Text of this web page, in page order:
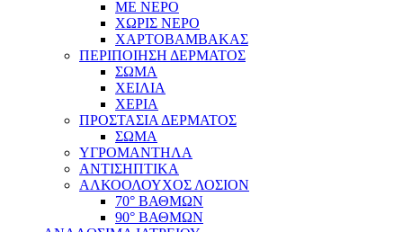
ΜΕ ΝΕΡΟ
ΧΩΡΙΣ ΝΕΡΟ
ΧΑΡΤΟΒΑΜΒΑΚΑΣ
ΠΕΡΙΠΟΙΗΣΗ ΔΕΡΜΑΤΟΣ
ΣΩΜΑ
ΧΕΙΛΙΑ
ΧΕΡΙΑ
ΠΡΟΣΤΑΣΙΑ ΔΕΡΜΑΤΟΣ
ΣΩΜΑ
ΥΓΡΟΜΑΝΤΗΛΑ
ΑΝΤΙΣΗΠΤΙΚΑ
ΑΛΚΟΟΛΟΥΧΟΣ ΛΟΣΙΟΝ
70° ΒΑΘΜΩΝ
90° ΒΑΘΜΩΝ